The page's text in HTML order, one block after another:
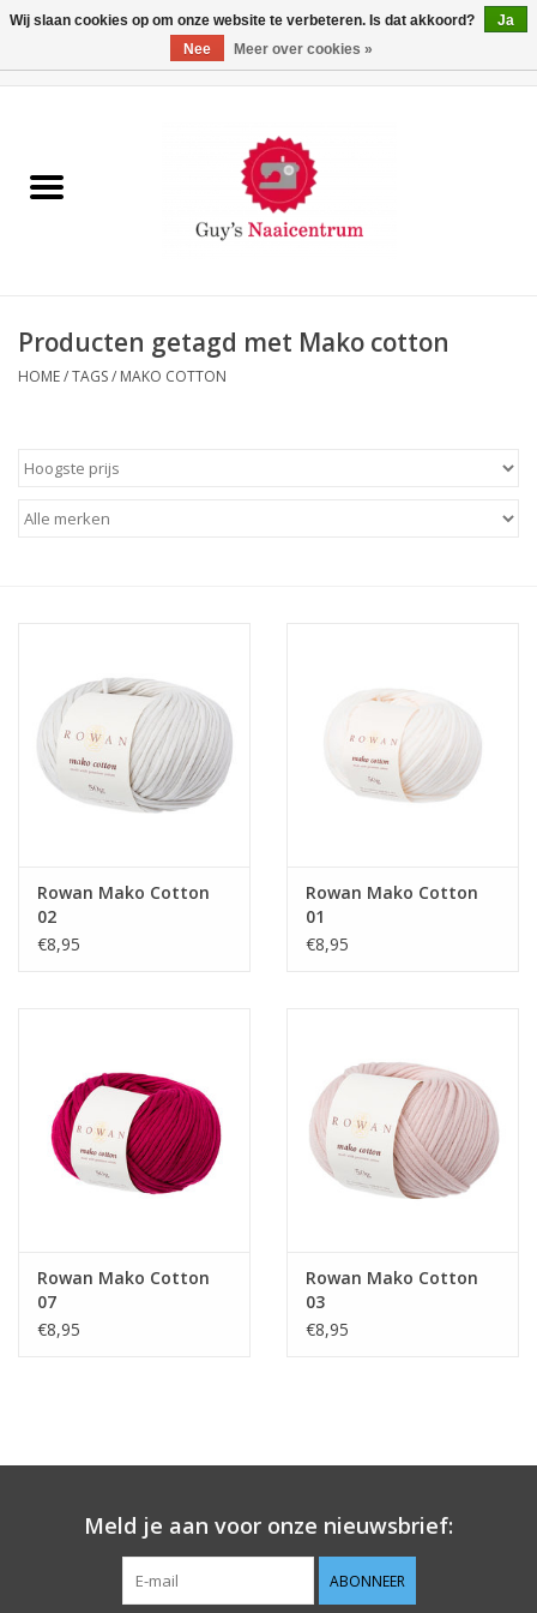
Machines
Paspoppen
Opbergsystemen
Breien en haken
Handwerk
Sale / Coupons
Guy's blog
Producten getagd met Mako cotton
HOME/TAGS/ MAKO COTTON
Rowan Mako Cotton
02
€8,95
Rowan Mako Cotton
01
€8,95
Rowan Mako Cotton
07
€8,95
Rowan Mako Cotton
03
€8,95
Meld je aan voor onze nieuwsbrief:
ABONNEER
Wij slaan cookies op om onze website te verbeteren. Is dat akkoord?
Ja
Nee
Meer over cookies »